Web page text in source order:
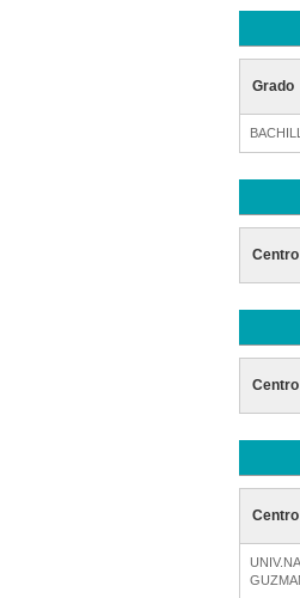
Grado